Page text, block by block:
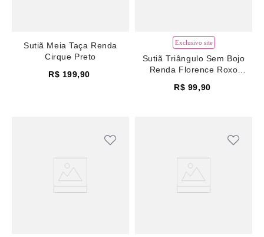
Sutiã Meia Taça Renda
Cirque Preto
R$ 199,90
Exclusivo site
Sutiã Triângulo Sem Bojo
Renda Florence Roxo
R$ 99,90